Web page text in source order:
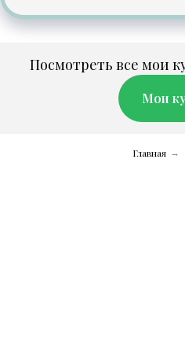
Посмотреть все мои
Мои
Главная →